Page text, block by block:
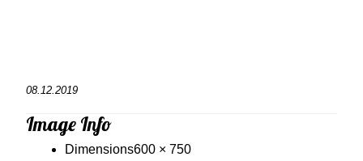
08.12.2019
Image Info
Dimensions600 × 750